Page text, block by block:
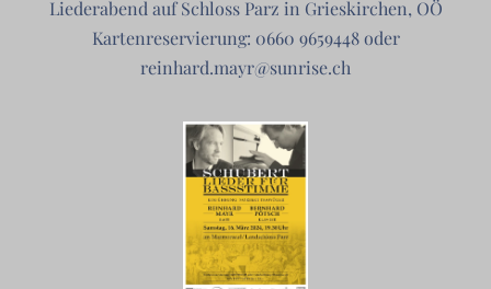
Liederabend auf Schloss Parz in Grieskirchen, OÖ
Kartenreservierung: 0660 9659448 oder
reinhard.mayr@sunrise.ch